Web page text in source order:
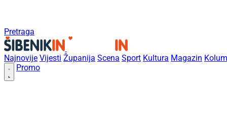
Pretraga
Najnovije Vijesti Županija Scena Sport Kultura Magazin
Promo